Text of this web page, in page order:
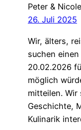
Peter & Nicole
26. Juli 2025
Wir, älters,
suchen
20.02.2026
möglich
mitteilen. Wir
Geschichte,
Kulinarik